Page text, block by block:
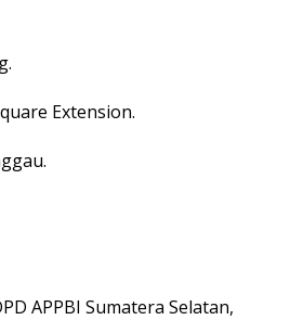
Extension.
APPBI Sumatera Selatan,